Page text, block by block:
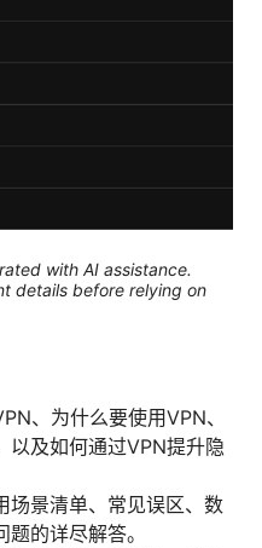
with AI assistance.
details before relying on
、为什么要使用VPN、
以及如何通过VPN提升隐
场景清单、常见误区、数
的详尽解答。